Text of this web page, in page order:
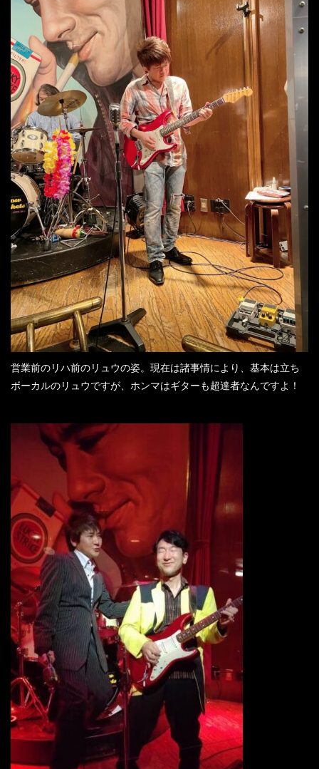
営業前のリハ前のリュウの姿。現在は諸事情により、基本は立ち
ボーカルのリュウですが、ホンマはギターも超達者なんですよ！